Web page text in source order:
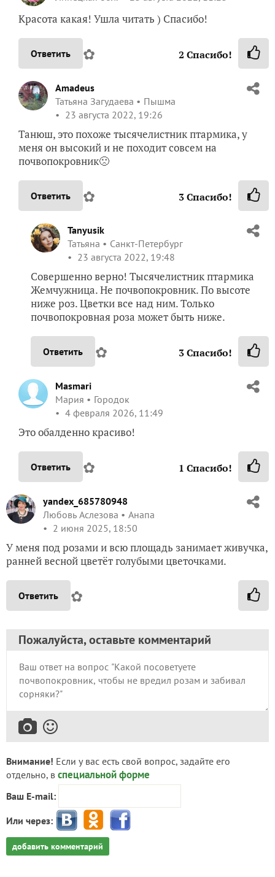
Красота какая! Ушла читать ) Спасибо!
Ответить ✿ 2 Спасибо!
Amadeus
Татьяна Загудаева
Пышма
23 августа 2022, 19:26
Танюш, это похоже тысячелистник птармика, у
меня он высокий и не походит совсем на
почвопокровник🙁
Ответить ✿ 3Спасибо!
Tanyusik
Татьяна
Санкт-Петербург
23 августа 2022, 19:48
Совершенно верно! Тысячелистник птармика
Жемчужница. Не почвопокровник. По высоте
ниже роз. Цветки все над ним. Только
почвопокровная роза может быть ниже.
Ответить ✿ 3Спасибо!
Masmari
Мария
Городок
4 февраля 2026, 11:49
Это обалденно красиво!
Ответить ✿ 1 Спасибо!
yandex_685780948
Любовь Аслезова
Анапа
2 июня 2025, 18:50
У меня под розами и всю площадь занимает живучка,
ранней весной цветёт голубыми цветочками.
Ответить ✿
Пожалуйста, оставьте комментарий
Внимание! Если у вас есть свой вопрос, задайте его
отдельно, в специальной форме
Ваш E-mail:
Или через:
добавить комментарий